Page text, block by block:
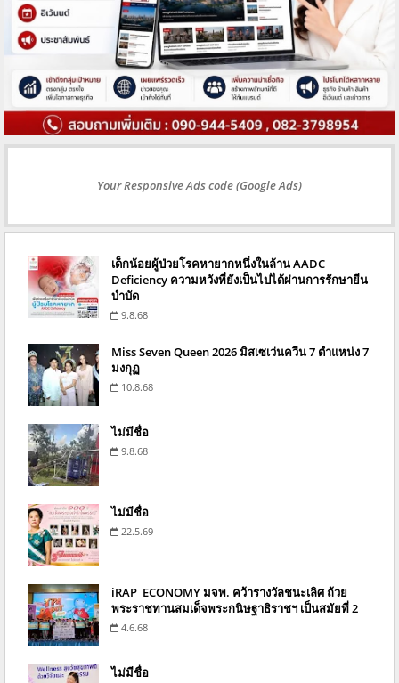
Your Responsive Ads code (Google Ads)
เด็กน้อยผู้ป่วยโรคหายากหนึ่งในล้าน AADC
Deficiency ความหวังที่ยังเป็นไปได้ผ่านการรักษายีน
บำบัด
9.8.68
Miss Seven Queen 2026 มิสเซเว่นควีน 7 ตำแหน่ง 7
มงกุฏ
10.8.68
ไม่มีชื่อ
9.8.68
ไม่มีชื่อ
22.5.69
iRAP_ECONOMY มจพ. คว้ารางวัลชนะเลิศ ถ้วย
พระราชทานสมเด็จพระกนิษฐาธิราชฯ เป็นสมัยที่ 2
4.6.68
ไม่มีชื่อ